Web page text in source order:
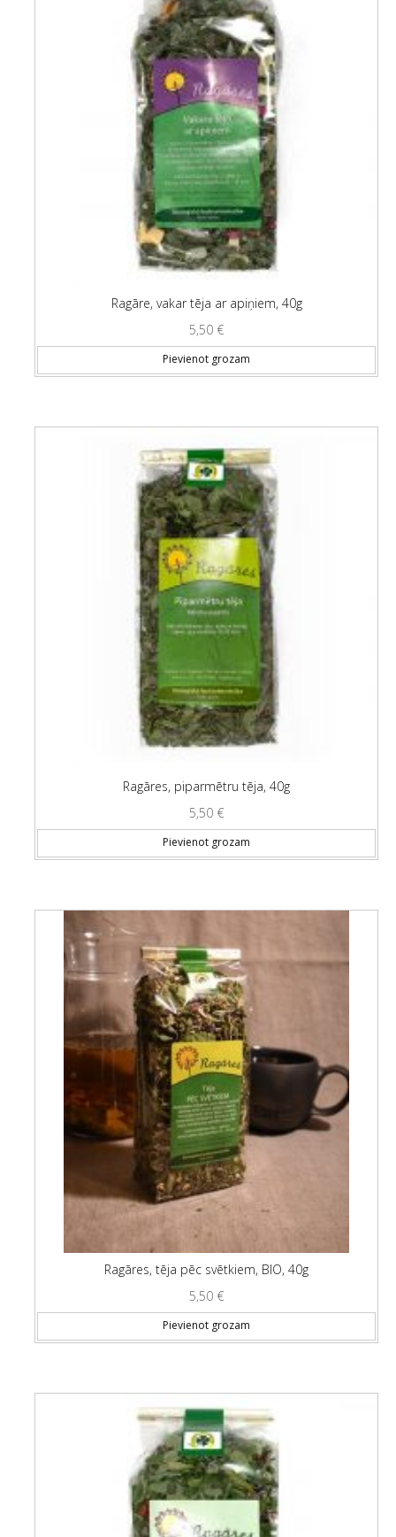
Ragāre, vakar tēja ar apiņiem, 40g
5,50 €
Pievienot grozam
Ragāres, piparmētru tēja, 40g
5,50 €
Pievienot grozam
Ragāres, tēja pēc svētkiem, BIO, 40g
5,50 €
Pievienot grozam